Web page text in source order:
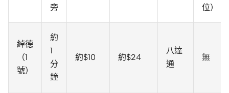
旁
位）
綽德
（1
號）
約
1
分
鐘
約$10 約$24
八達
通
無